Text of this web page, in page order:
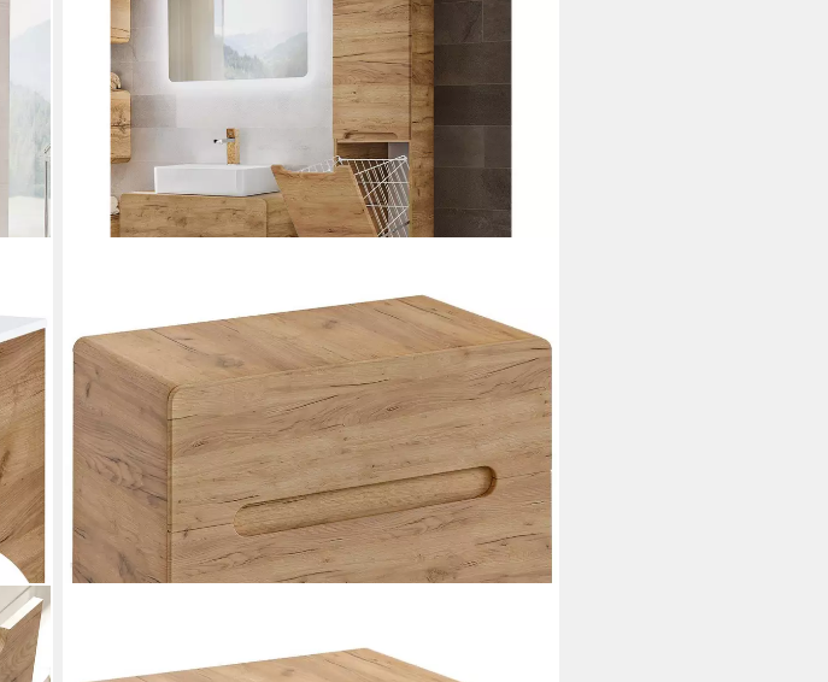
Badmöbel Waschplatz Set, Wotan Eiche Nb., B/H/T ca.